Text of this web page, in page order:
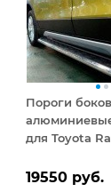
Пороги
для Toyota
19550 руб.